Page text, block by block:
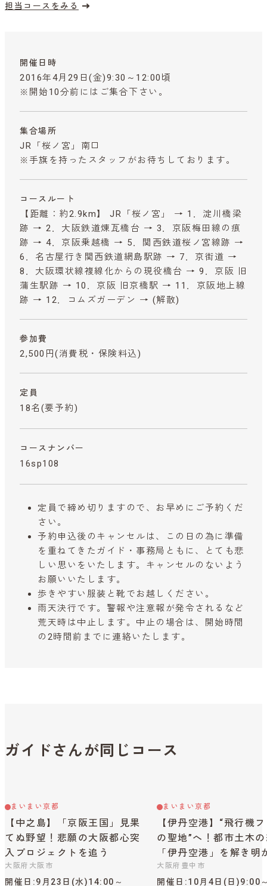
担当コースをみる
開催日時
2016年4月29日(金)9:30～12:00頃
※開始10分前にはご集合下さい。
集合場所
JR「桜ノ宮」南口
※手旗を持ったスタッフがお待ちしております。
コースルート
【距離：約2.9km】 JR「桜ノ宮」 → 1．淀川橋梁
跡 → 2．大阪鉄道煉瓦橋台 → 3．京阪梅田線の痕
跡 → 4．京阪乗越橋 → 5．関西鉄道桜ノ宮線跡 →
6．名古屋行き関西鉄道網島駅跡 → 7．京街道 →
8．大阪環状線複線化からの現役橋台 → 9．京阪 旧
蒲生駅跡 → 10．京阪 旧京橋駅 → 11．京阪地上線
跡 → 12．コムズガーデン → (解散)
参加費
2,500円 (消費税・保険料込)
定員
18名(要予約)
コースナンバー
16sp108
定員で締め切りますので、お早めにご予約くだ
さい。
予約申込後のキャンセルは、この日の為に準備
を重ねてきたガイド・事務局ともに、とても悲
しい思いをいたします。キャンセルのないよう
お願いいたします。
歩きやすい服装と靴でお越しください。
雨天決行です。警報や注意報が発令されるなど
荒天時は中止します。中止の場合は、開始時間
の2時間前までに連絡いたします。
ガイドさんが同じコース
まいまい京都
【中之島】「京阪王国」見果
てぬ野望！悲願の大阪都心突
入プロジェクトを追う
大阪府大阪市
開催日 9月23日(水)14:00～
まいまい京都
【伊丹空港】“飛行機
の聖地”へ！都市土木
「伊丹空港」を解き明
大阪府豊中市
開催日 10月4日(日)9:00